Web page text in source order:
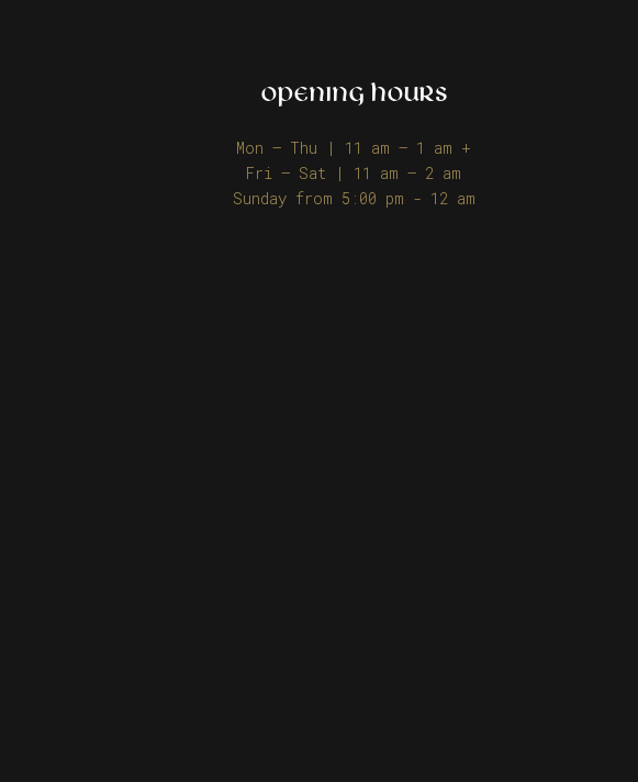
OPENING HOURS
Mon – Thu | 11 am – 1 am +
Fri – Sat | 11 am – 2 am
Sunday from 5:00 pm - 12 am